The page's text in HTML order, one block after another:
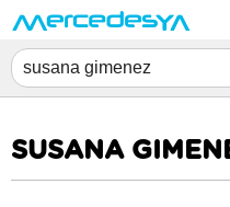
SUSANA